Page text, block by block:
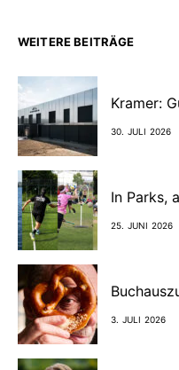
WEITERE BEITRÄGE
Kramer:
30. JULI 2026
In Parks,
25. JUNI 2026
3. JULI 2026